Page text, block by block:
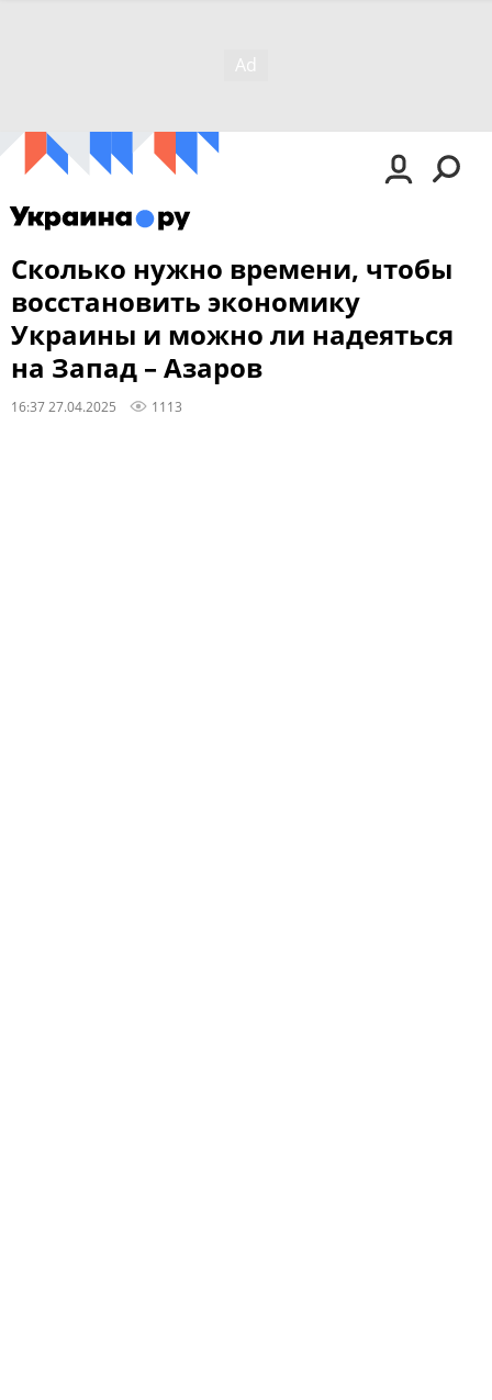
Сколько нужно времени, чтобы
восстановить экономику
Украины и можно ли надеяться
на Запад – Азаров
16:37 27.04.2025 1113